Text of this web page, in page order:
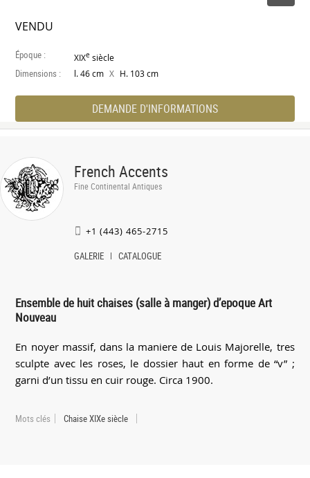
VENDU
Époque : XIXe siècle
Dimensions : l. 46 cm X H. 103 cm
DEMANDE D'INFORMATIONS
French Accents
Fine Continental Antiques
+1 (443) 465-2715
GALERIE CATALOGUE
Ensemble de huit chaises (salle à manger) d’epoque Art
Nouveau
En noyer massif, dans la maniere de Louis Majorelle, tres
sculpte avec les roses, le dossier haut en forme de “v” ;
garni d’un tissu en cuir rouge. Circa 1900.
Mots clés Chaise XIXe siècle